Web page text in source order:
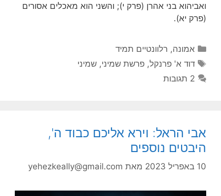
ואביהוא בני אהרן (פרק י); והשני הוא מאכלים אסורים
(פרק יא).
קטגוריות
אמונה, רלוונטיים תמיד
תגיות
דוד א' פרנקל,פרשת שמיני,שמיני
2 תגובות
אבי הראל: וירא אליכם כבוד ה',
היבטים נוספים
10 באפריל 2023 מאת yehezkeally@gmail.com